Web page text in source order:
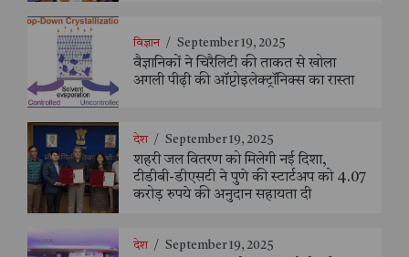
विज्ञान / September 19, 2025
वैज्ञानिकों ने चिरैलिटी की ताकत से खोला
अगली पीढ़ी की ऑप्टोइलेक्ट्रॉनिक्स का रास्ता
देश / September 19, 2025
शहरी जल वितरण को मिलेगी नई दिशा,
टीडीबी-डीएसटी ने पुणे की स्टार्टअप को 4.07
करोड़ रुपये की अनुदान सहायता दी
देश / September 19, 2025